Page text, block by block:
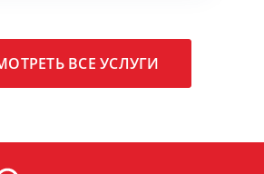
ВСЕ УСЛУГИ